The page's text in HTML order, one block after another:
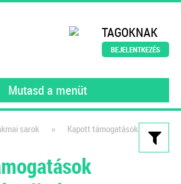
TAGOKNAK
BEJELENTKEZÉS
Mutasd a menüt
Nyitómérleg összeállítása
sarok »
Kapott támogatások